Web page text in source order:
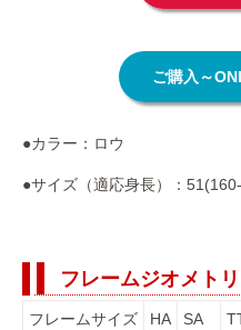
ご購入～
●カラー：ロウ
●サイズ（適応身長）：
フレームジオメト
フレームサイズ HA SA